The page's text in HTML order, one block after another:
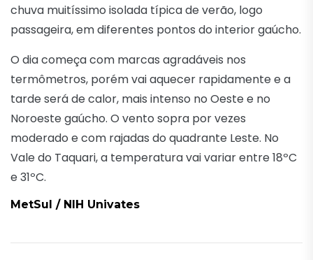
chuva muitíssimo isolada típica de verão, logo
passageira, em diferentes pontos do interior gaúcho.
O dia começa com marcas agradáveis nos
termômetros, porém vai aquecer rapidamente e a
tarde será de calor, mais intenso no Oeste e no
Noroeste gaúcho. O vento sopra por vezes
moderado e com rajadas do quadrante Leste. No
Vale do Taquari, a temperatura vai variar entre 18ºC
e 31ºC.
MetSul / NIH Univates